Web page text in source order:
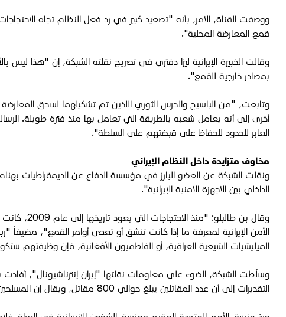
ووصفت القناة، الأمر، بأنه "تصعيد كبير في رد فعل النظام تجاه
قمع المعارضة المحلية".
بمصادر خارجية للقمع".
وتابعت، "من الباسيج والحرس الثوري اللذين تم تشكيلهما لسحق المعارضة
أخرى إلى أنه يعامل شعبه بالطريقة التي تعامل بها منذ فترة طويلة.
العابر للحدود للحفاظ على قبضتهم على السلطة".
مخاوف متزايدة داخل النظام الإيراني
ونقلت الشبكة عن العضو البارز في مؤسسة الدفاع عن الديمقراطيات بهنام
الداخلي بين الأجهزة الأمنية الإيرانية".
وقال بن
الأمن الإيرانية لمعرفة ما إذا كانت تنشق أو تعصي أوامر القمع"، مضيفاً
الميليشيات الشيعية العراقية، أو الفاطميون الأفغانية، فإن وظيفتهم
وسلّطت الشبكة، الضوء على معلومات نقلتها "إيران إنترناشيونال"،
التقديرات إلى أن عدد المقاتلين يبلغ حوالي 800 مقاتل، ويقال إن المسلحين يعبرون الحدود بحجة الحج الديني قبل التجمع في قاعدة في الأهواز وإرسالهم إلى مناطق مختلفة".